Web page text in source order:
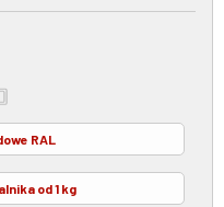
RAL
od 1 kg